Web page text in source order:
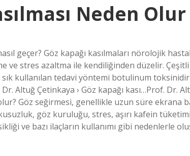
Neden Olur
geçer? Göz kapağı kasılmaları nörolojik
ve stres azaltma ile kendiliğinden düzelir. Çeşitli
sık kullanılan tedavi yöntemi botulinum
Altuğ Çetinkaya › Göz kapağı kası…Prof. Dr.
Göz seğirmesi, genellikle uzun süre ekrana
göz kuruluğu, stres, aşırı kafein
ve bazı ilaçların kullanımı gibi nedenlerle